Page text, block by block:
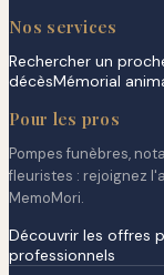
Nos services
Rechercher un
décèsMémorial
Pour les pros
Pompes funèbres,
fleuristes : rejoignez
MemoMori.
Découvrir les offres
professionnels